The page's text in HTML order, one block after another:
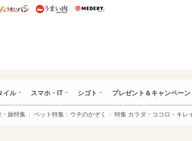
ー特集
まいめし うまいパン うまい肉
イル スマホ・IT シゴト プレゼント＆キャンペーン
・旅特集 ペット特集：ウチのかぞく 特集 カラダ・ココロ・キレ